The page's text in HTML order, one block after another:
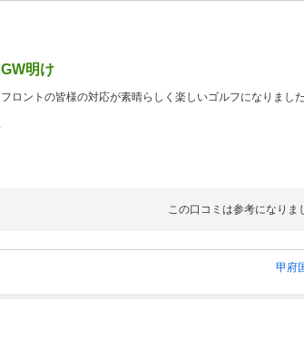
GW明け
フロントの皆様の対応が素晴らしく楽しいゴルフになりました
この口コミは参考になりま
甲府